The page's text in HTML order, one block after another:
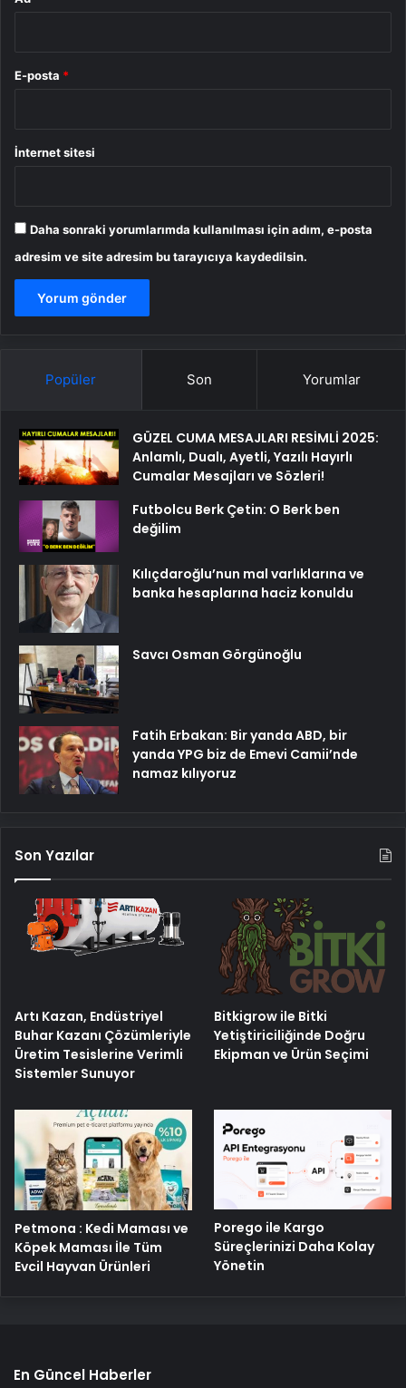
E-posta *
İnternet sitesi
Daha sonraki yorumlarımda kullanılması için adım, e-posta
adresim ve site adresim bu tarayıcıya kaydedilsin.
Popüler Son Yorumlar
GÜZEL CUMA MESAJLARI RESİMLİ 2025:
Anlamlı, Dualı, Ayetli, Yazılı Hayırlı
Cumalar Mesajları ve Sözleri!
Futbolcu Berk Çetin: O Berk ben
değilim
Kılıçdaroğlu’nun mal varlıklarına ve
banka hesaplarına haciz konuldu
Savcı Osman Görgünoğlu
Fatih Erbakan: Bir yanda ABD, bir
yanda YPG biz de Emevi Camii’nde
namaz kılıyoruz
Son Yazılar
Artı Kazan, Endüstriyel
Buhar Kazanı Çözümleriyle
Üretim Tesislerine Verimli
Sistemler Sunuyor
Bitkigrow ile Bitki
Yetiştiriciliğinde Doğru
Ekipman ve Ürün Seçimi
Petmona : Kedi Maması ve
Köpek Maması İle Tüm
Evcil Hayvan Ürünleri
Porego ile Kargo
Süreçlerinizi Daha Kolay
Yönetin
En Güncel Haberler